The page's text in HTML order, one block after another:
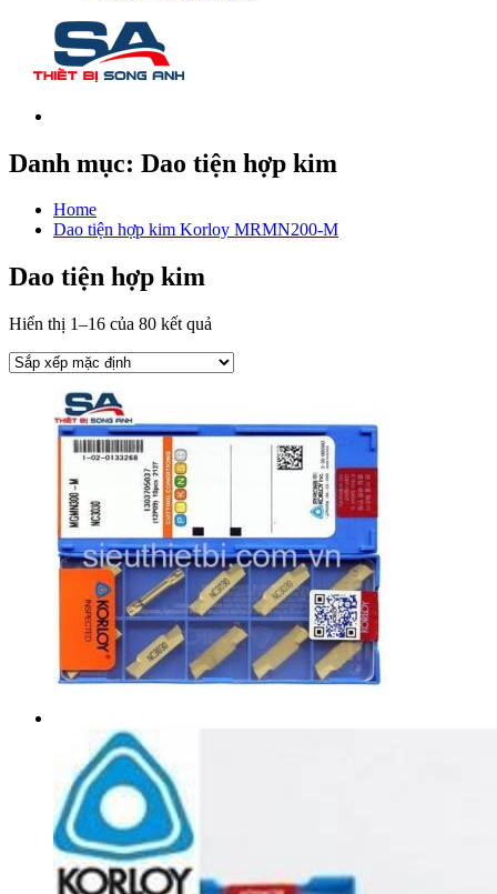
Danh mục: Dao tiện hợp kim
Home
Dao tiện hợp kim Korloy MRMN200-M
Dao tiện hợp kim
Hiển thị 1–16 của 80 kết quả